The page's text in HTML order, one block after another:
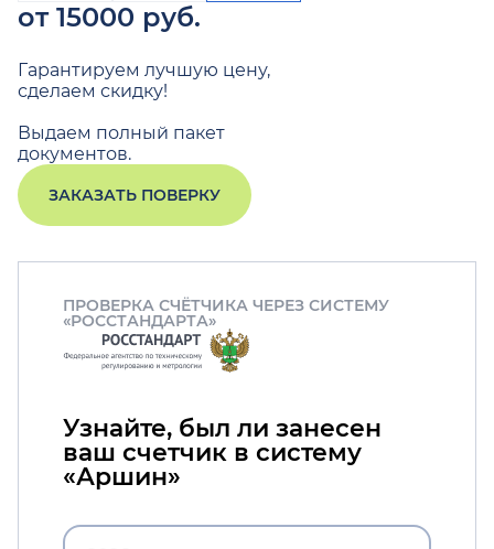
от 15000 руб.
Гарантируем лучшую цену,
сделаем скидку!
Выдаем полный пакет
документов.
ЗАКАЗАТЬ ПОВЕРКУ
ПРОВЕРКА СЧЁТЧИКА ЧЕРЕЗ СИСТЕМУ
«РОССТАНДАРТА»
Узнайте, был ли занесен
ваш счетчик в систему
«Аршин»